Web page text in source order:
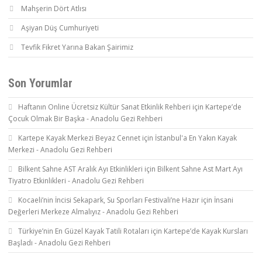
Mahşerin Dört Atlısı
Aşiyan Düş Cumhuriyeti
Tevfik Fikret Yarına Bakan Şairimiz
Son Yorumlar
Haftanın Online Ücretsiz Kültür Sanat Etkinlik Rehberi için Kartepe’de
Çocuk Olmak Bir Başka - Anadolu Gezi Rehberi
Kartepe Kayak Merkezi Beyaz Cennet için İstanbul'a En Yakın Kayak
Merkezi - Anadolu Gezi Rehberi
Bilkent Sahne AST Aralık Ayı Etkinlikleri için Bilkent Sahne Ast Mart Ayı
Tiyatro Etkinlikleri - Anadolu Gezi Rehberi
Kocaeli’nin İncisi Sekapark, Su Sporları Festivali’ne Hazır için İnsani
Değerleri Merkeze Almalıyız - Anadolu Gezi Rehberi
Türkiye’nin En Güzel Kayak Tatili Rotaları için Kartepe’de Kayak Kursları
Başladı - Anadolu Gezi Rehberi